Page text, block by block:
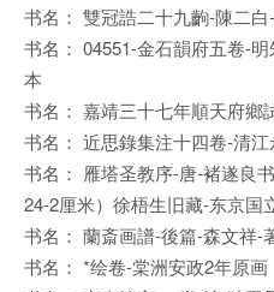
书名： 雙冠誥二十九齣-陳二白
书名： 04551-金石韻府五卷-
本
书名： 嘉靖三十七年順天府鄉
书名： 近思錄集注十四卷-清
书名： 雁塔圣教序-唐-褚遂良
24-2厘米）徐梧生旧藏-东京国
书名： 蘭斎画譜-後篇-森文祥-
书名： *绘卷-棠洲安政2年原画